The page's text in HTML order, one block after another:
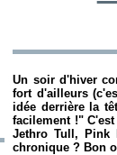
Un soir d'hiver
fort d'ailleurs
idée derrière la
facilement !"
Jethro Tull, Pink
chronique ? Bon